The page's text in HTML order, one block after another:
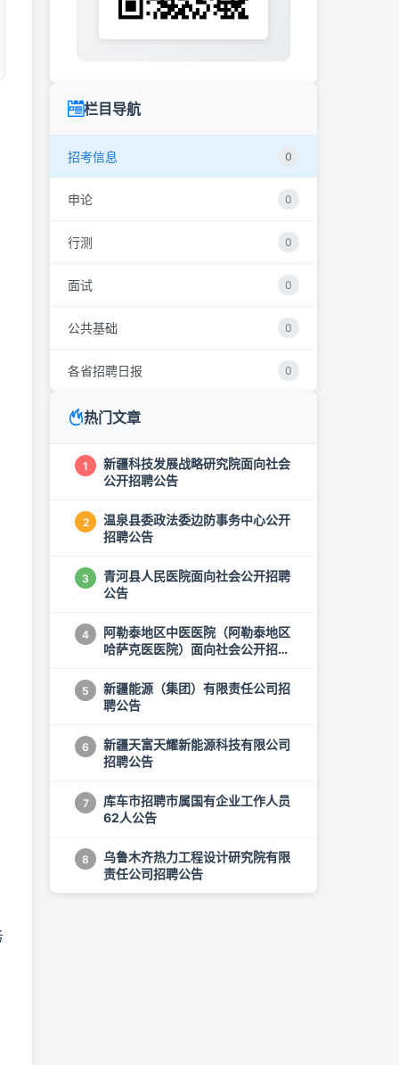
栏目导航
招考信息 0
申论 0
行测 0
面试 0
公共基础 0
各省招聘日报 0
热门文章
1
新疆科技发展战略研究院面向社会
公开招聘公告
2
温泉县委政法委边防事务中心公开
招聘公告
3
青河县人民医院面向社会公开招聘
公告
4
阿勒泰地区中医医院（阿勒泰地区
哈萨克医医院）面向社会公开招聘
5
新疆能源（集团）有限责任公司招
聘公告
6
新疆天富天耀新能源科技有限公司
招聘公告
7
库车市招聘市属国有企业工作人员
62人公告
8
乌鲁木齐热力工程设计研究院有限
责任公司招聘公告